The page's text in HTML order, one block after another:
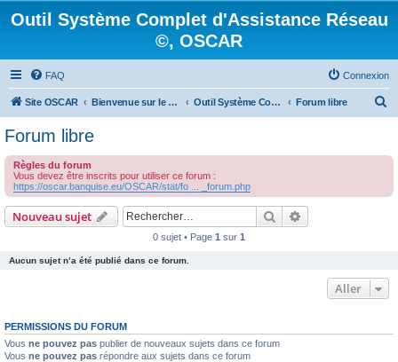
Outil Système Complet d'Assistance Réseau
©, OSCAR
FAQ Connexion
Site OSCAR Bienvenue sur le nouveau forum OSCAR Outil Système Complet d'Assistance Réseau ©, OSCAR Forum libre
Forum libre
Règles du forum
Vous devez être inscrits pour utiliser ce forum :
https://oscar.banquise.eu/OSCAR/stat/fo ... _forum.php
Nouveau sujet Rechercher
0 sujet • Page 1 sur 1
Aucun sujet n’a été publié dans ce forum.
Aller
PERMISSIONS DU FORUM
Vous ne pouvez pas publier de nouveaux sujets dans ce forum
Vous ne pouvez pas répondre aux sujets dans ce forum